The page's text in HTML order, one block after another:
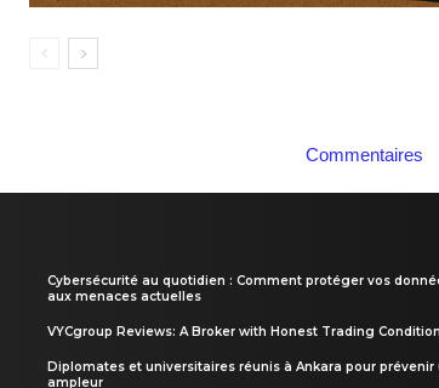
Commentaires
Cybersécurité au quotidien : Comment protéger vos
aux menaces actuelles
VYCgroup Reviews: A Broker with Honest Trading
Diplomates et universitaires réunis à Ankara pour
ampleur